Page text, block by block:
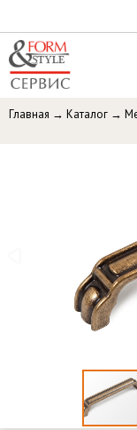
Главная → Каталог →